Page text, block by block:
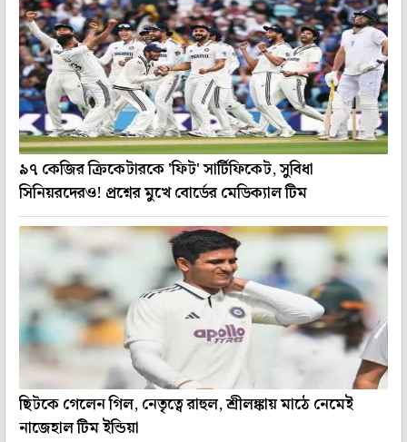
৯৭ কেজির ক্রিকেটারকে 'ফিট' সার্টিফিকেট, সুবিধা
সিনিয়রদেরও! প্রশ্নের মুখে বোর্ডের মেডিক্যাল টিম
ছিটকে গেলেন গিল, নেতৃত্বে রাহুল, শ্রীলঙ্কায় মাঠে নেমেই
নাজেহাল টিম ইন্ডিয়া